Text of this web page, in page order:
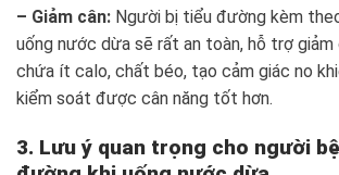
– Giảm cân: Người bị tiểu đường kèm
uống nước dừa sẽ rất an toàn, hỗ trợ
chứa ít calo, chất béo, tạo cảm giác no
kiểm soát được cân năng tốt hơn.
3. Lưu ý quan trọng cho người